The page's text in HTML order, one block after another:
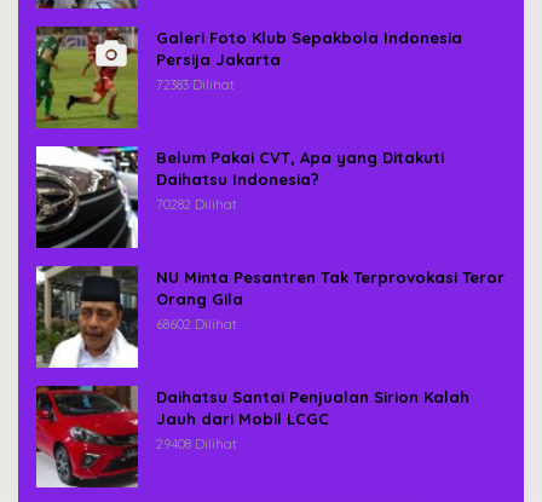
Galeri Foto Klub Sepakbola Indonesia
Persija Jakarta
72383 Dilihat
Belum Pakai CVT, Apa yang Ditakuti
Daihatsu Indonesia?
70282 Dilihat
NU Minta Pesantren Tak Terprovokasi Teror
Orang Gila
68602 Dilihat
Daihatsu Santai Penjualan Sirion Kalah
Jauh dari Mobil LCGC
29408 Dilihat